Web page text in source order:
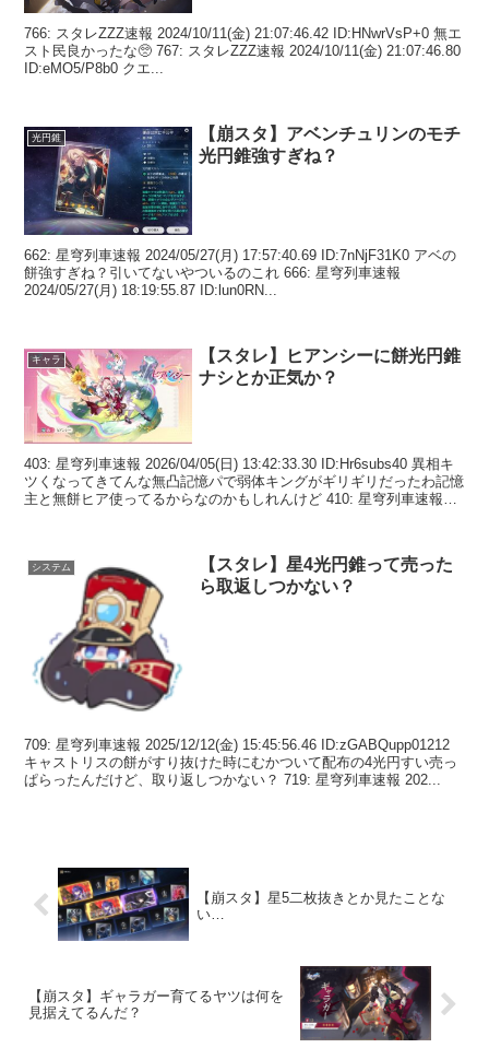
766: スタレZZZ速報 2024/10/11(金) 21:07:46.42 ID:HNwrVsP+0 無エ
スト民良かったな🥺 767: スタレZZZ速報 2024/10/11(金) 21:07:46.80
ID:eMO5/P8b0 クエ...
光円錐
【崩スタ】アベンチュリンのモチ
光円錐強すぎね？
662: 星穹列車速報 2024/05/27(月) 17:57:40.69 ID:7nNjF31K0 アベの
餅強すぎね？引いてないやついるのこれ 666: 星穹列車速報
2024/05/27(月) 18:19:55.87 ID:lun0RN...
キャラ
【スタレ】ヒアンシーに餅光円錐
ナシとか正気か？
403: 星穹列車速報 2026/04/05(日) 13:42:33.30 ID:Hr6subs40 異相キ
ツくなってきてんな無凸記憶パで弱体キングがギリギリだったわ記憶
主と無餅ヒア使ってるからなのかもしれんけど 410: 星穹列車速報
システム
【スタレ】星4光円錐って売った
ら取返しつかない？
709: 星穹列車速報 2025/12/12(金) 15:45:56.46 ID:zGABQupp01212
キャストリスの餅がすり抜けた時にむかついて配布の4光円すい売っ
ぱらったんだけど、取り返しつかない？ 719: 星穹列車速報 202...
【崩スタ】星5二枚抜きとか見たことな
い…
【崩スタ】ギャラガー育てるヤツは何を
見据えてるんだ？